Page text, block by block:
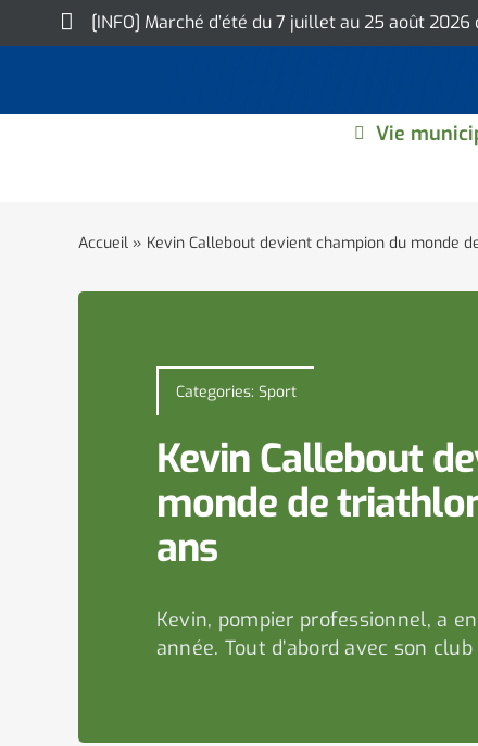
to
[INFO] Marché d’été du 7 juillet au 25 août
Vie
Accueil» Kevin Callebout devient champion du monde
Categories: Sport
Kevin Callebout
monde de
ans
Kevin, pompier professionnel, a
année. Tout d’abord avec son club